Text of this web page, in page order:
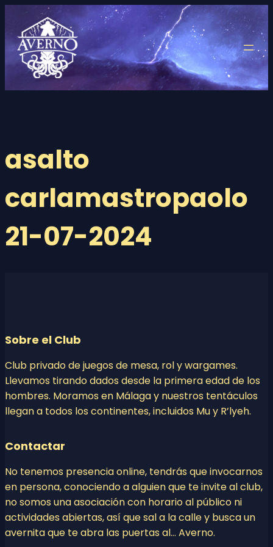
contenido
asalto
carlamastropaolo
21-07-2024
Sobre el Club
Club privado de juegos de mesa, rol y wargames.
Llevamos tirando dados desde la primera edad de los
hombres. Moramos en Málaga y nuestros tentáculos
llegan a todos los continentes, incluidos Mu y R’lyeh.
Contactar
No tenemos presencia online, tendrás que invocarnos
en persona, conociendo a alguien que te invite al club,
no somos una asociación con horario al público ni
actividades abiertas, así que sal a la calle y busca un
avernita que te abra las puertas al… Averno.